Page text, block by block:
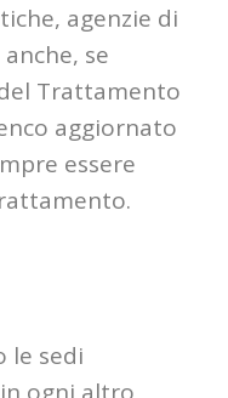
agenzie di
se
Trattamento
aggiornato
essere
le sedi